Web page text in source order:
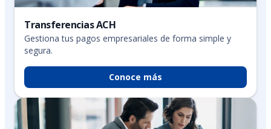
Transferencias ACH
Gestiona tus pagos empresariales de forma simple y
segura.
Conoce más